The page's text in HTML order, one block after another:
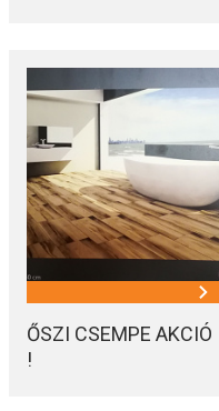
ŐSZI CSEMPE AKCIÓ
!